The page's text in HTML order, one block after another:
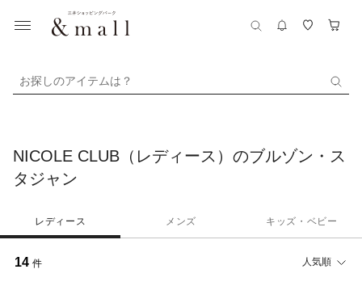
お探しのアイテムは？
NICOLE CLUB（レディース）のブルゾン・ス
タジャン
レディース メンズ キッズ・ベビー
14 件 人気順